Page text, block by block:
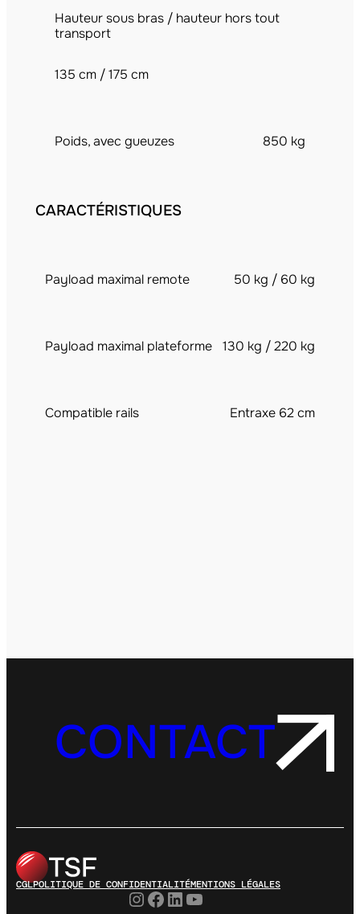
Hauteur sous bras / hauteur hors tout
transport
135 cm / 175 cm
Poids, avec gueuzes 850 kg
CARACTÉRISTIQUES
Payload maximal remote 50 kg / 60 kg
Payload maximal plateforme 130 kg / 220 kg
Compatible rails Entraxe 62 cm
CONTACT
CGLPOLITIQUE DE CONFIDENTIALITÉMENTIONS LÉGALES
Instagram
Facebook
LinkedIn
YouTube